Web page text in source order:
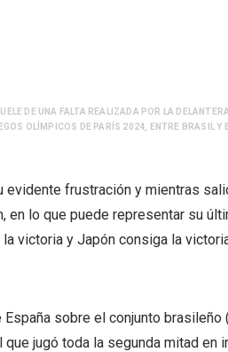
DE UNA FALTA REALIZADA POR LA
OLÍMPICOS DE PARÍS 2024, ENTRE BRASIL Y
frustración y mientras
en lo que puede representar su
victoria y Japón consiga la
sobre el conjunto
jugó toda la segunda mitad en